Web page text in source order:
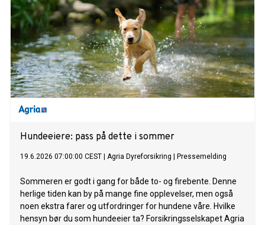
Hundeeiere: pass på dette i sommer
19.6.2026 07:00:00 CEST Agria Dyreforsikring Pressemelding
Sommeren er godt i gang for både to- og firebente. Denne
herlige tiden kan by på mange fine opplevelser, men også
noen ekstra farer og utfordringer for hundene våre. Hvilke
hensyn bør du som hundeeier ta? Forsikringsselskapet Agria